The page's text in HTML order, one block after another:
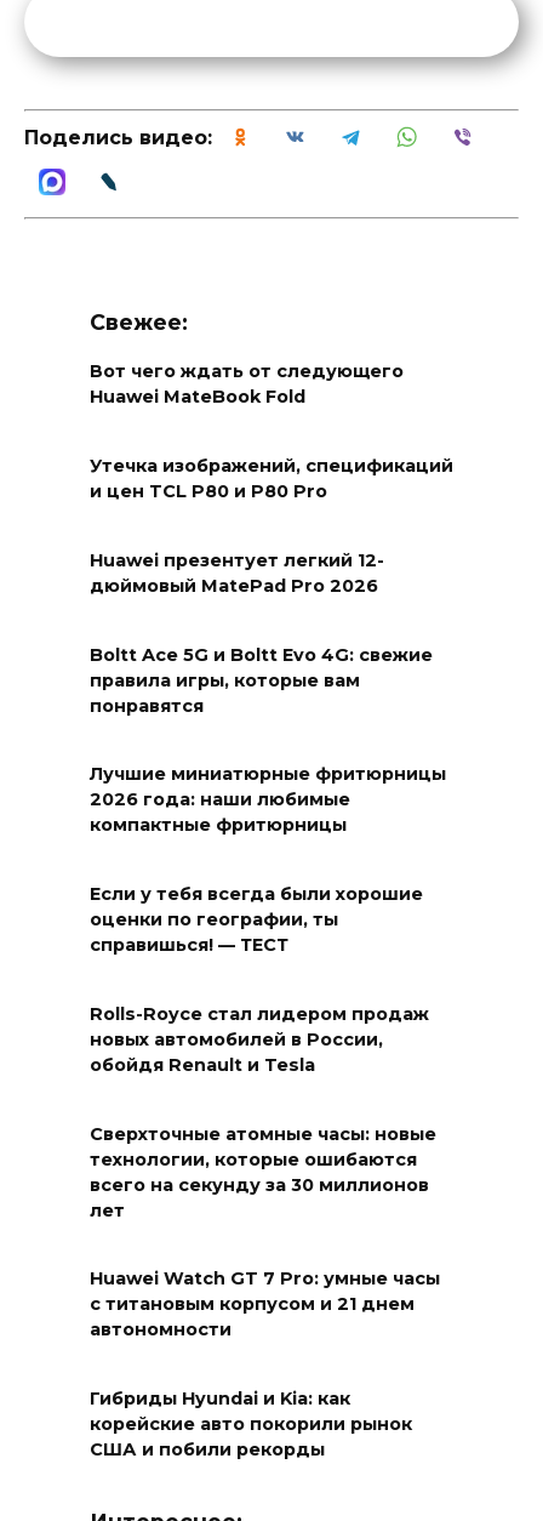
Поделись видео:
Свежее:
Вот чего ждать от следующего
Huawei MateBook Fold
Утечка изображений, спецификаций
и цен TCL P80 и P80 Pro
Huawei презентует легкий 12-
дюймовый MatePad Pro 2026
Boltt Ace 5G и Boltt Evo 4G: свежие
правила игры, которые вам
понравятся
Лучшие миниатюрные фритюрницы
2026 года: наши любимые
компактные фритюрницы
Если у тебя всегда были хорошие
оценки по географии, ты
справишься! — ТЕСТ
Rolls-Royce стал лидером продаж
новых автомобилей в России,
обойдя Renault и Tesla
Сверхточные атомные часы: новые
технологии, которые ошибаются
всего на секунду за 30 миллионов
лет
Huawei Watch GT 7 Pro: умные часы
с титановым корпусом и 21 днем
автономности
Гибриды Hyundai и Kia: как
корейские авто покорили рынок
США и побили рекорды